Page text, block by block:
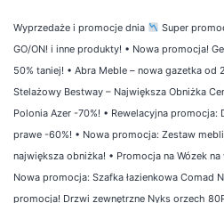
Wyprzedaże i promocje dnia
Super
GO/ON! i inne produkty! • Nowa promocja!
50% taniej! • Abra Meble – nowa gazetka od
Stelażowy Bestway – Największa Obniżka
Polonia Azer -70%! • Rewelacyjna promocja:
prawe -60%! • Nowa promocja: Zestaw
największa obniżka! • Promocja na Wózek
Nowa promocja: Szafka łazienkowa Comad
promocja! Drzwi zewnętrzne Nyks orzech